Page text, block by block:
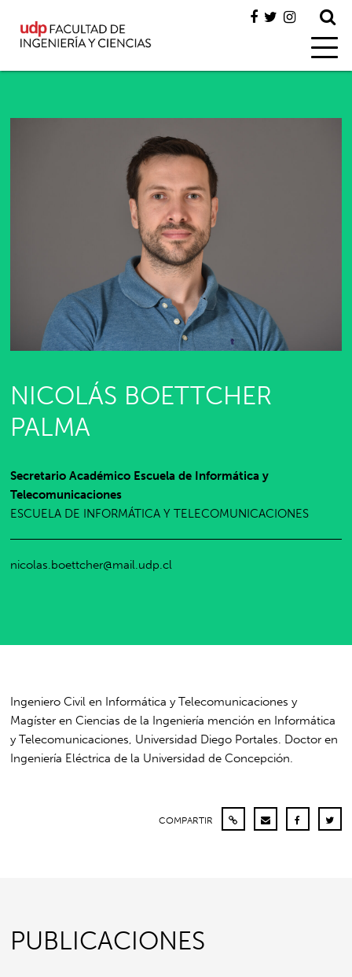
NICOLÁS BOETTCHER
PALMA
Secretario Académico Escuela de Informática y
Telecomunicaciones
ESCUELA DE INFORMÁTICA Y TELECOMUNICACIONES
nicolas.boettcher@mail.udp.cl
Ingeniero Civil en Informática y Telecomunicaciones y
Magíster en Ciencias de la Ingeniería mención en Informática
y Telecomunicaciones, Universidad Diego Portales. Doctor en
Ingeniería Eléctrica de la Universidad de Concepción.
COMPARTIR
PUBLICACIONES